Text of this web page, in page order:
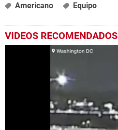
Americano Equipo
VIDEOS RECOMENDADOS